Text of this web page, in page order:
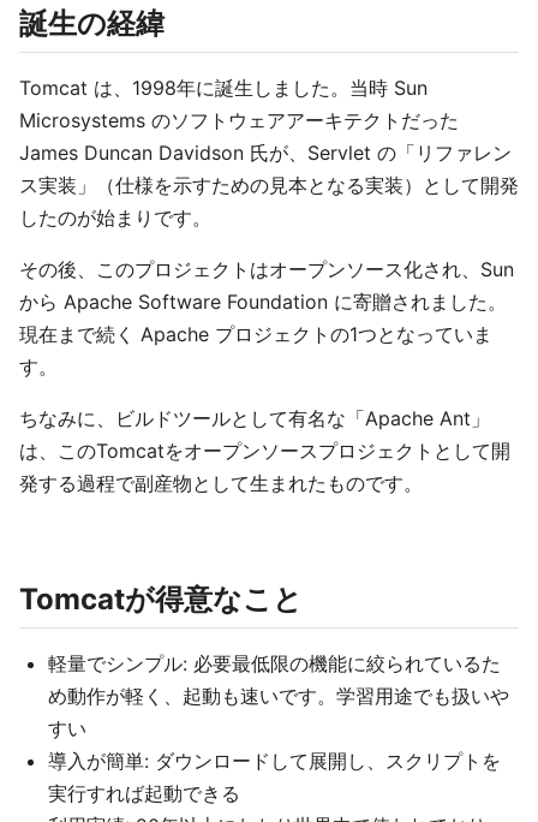
誕生の経緯
Tomcat は、1998年に誕生しました。当時 Sun
Microsystems のソフトウェアアーキテクトだった
James Duncan Davidson 氏が、Servlet の「リファレン
ス実装」（仕様を示すための見本となる実装）として開発
したのが始まりです。
その後、このプロジェクトはオープンソース化され、Sun
から Apache Software Foundation に寄贈されました。
現在まで続く Apache プロジェクトの1つとなっていま
す。
ちなみに、ビルドツールとして有名な「Apache Ant」
は、このTomcatをオープンソースプロジェクトとして開
発する過程で副産物として生まれたものです。
Tomcatが得意なこと
軽量でシンプル: 必要最低限の機能に絞られているた
め動作が軽く、起動も速いです。学習用途でも扱いや
すい
導入が簡単: ダウンロードして展開し、スクリプトを
実行すれば起動できる